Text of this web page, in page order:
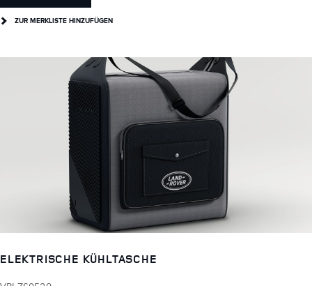
ZUR MERKLISTE HINZUFÜGEN
ELEKTRISCHE KÜHLTASCHE